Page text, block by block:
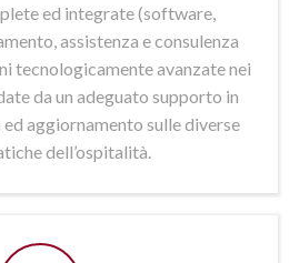
ed integrate (software,
assistenza e consulenza
tecnologicamente avanzate nei
da un adeguato supporto in
aggiornamento sulle diverse
dell’ospitalità.